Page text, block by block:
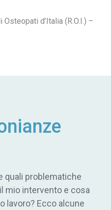
d’Italia (R.O.I.) –
quali problematiche
mio intervento e cosa
lavoro? Ecco alcune